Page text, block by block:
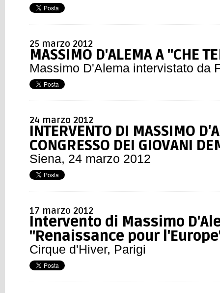
25 marzo 2012
MASSIMO D'ALEMA A "CHE
Massimo D'Alema intervistato da
24 marzo 2012
INTERVENTO DI MASSIMO
CONGRESSO DEI GIOVANI
Siena, 24 marzo 2012
17 marzo 2012
Intervento di Massimo
"Renaissance pour
Cirque d'Hiver, Parigi